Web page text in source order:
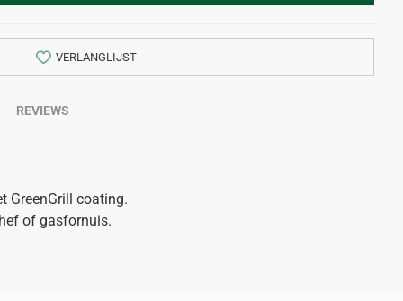
VERLANGLIJST
REVIEWS
GreenGrill coating.
of gasfornuis.